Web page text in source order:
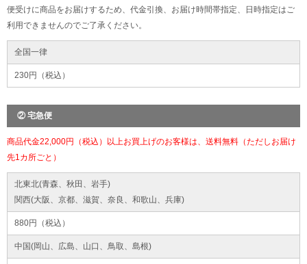
便受けに商品をお届けするため、代金引換、お届け時間帯指定、日時指定はご
利用できませんのでご了承ください。
全国一律
230円（税込）
② 宅急便
商品代金22,000円（税込）以上お買上げのお客様は、送料無料（ただしお届け
先1カ所ごと）
北東北(青森、秋田、岩手)
関西(大阪、京都、滋賀、奈良、和歌山、兵庫)
880円（税込）
中国(岡山、広島、山口、鳥取、島根)